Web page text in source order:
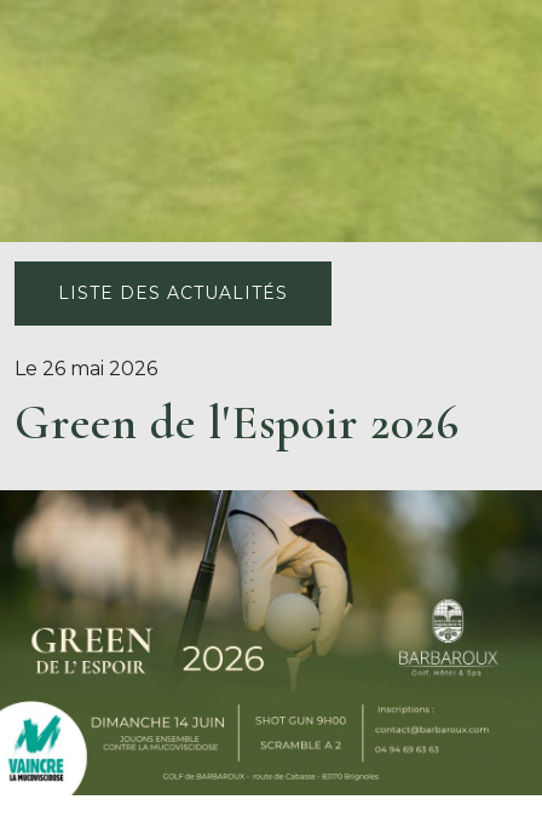
LISTE DES ACTUALITÉS
Le 26 mai 2026
Green de l'Espoir 2026